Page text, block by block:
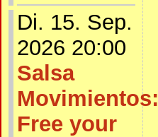
Di. 15. Sep.
2026 20:00
Salsa
Movimientos:
Free your